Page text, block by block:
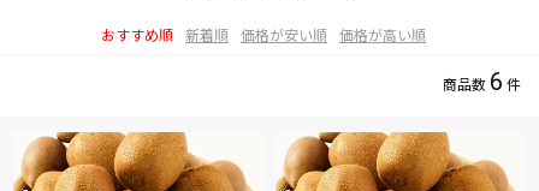
おすすめ順 新着順 価格が安い順 価格が高い順
6